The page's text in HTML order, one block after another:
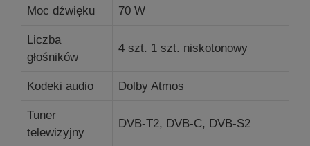
Moc dźwięku 70 W
Liczba
głośników
4 szt. 1 szt. niskotonowy
Kodeki audio Dolby Atmos
Tuner
telewizyjny
DVB-T2, DVB-C, DVB-S2